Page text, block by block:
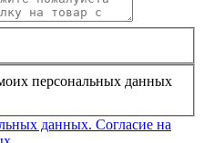
персональных данных
данных. Согласие на